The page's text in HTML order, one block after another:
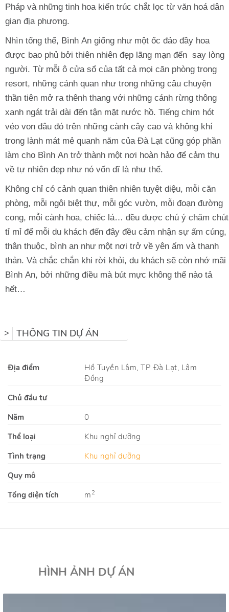
Pháp và những tinh hoa kiến trúc chắt lọc từ văn hoá dân
gian địa phương.
Nhìn tổng thể, Bình An giống như một ốc đảo đầy hoa
được bao phủ bởi thiên nhiên đẹp lãng mạn đến say lòng
người. Từ mỗi ô cửa sổ của tất cả mọi căn phòng trong
resort, những cảnh quan như trong những câu chuyện
thần tiên mở ra thênh thang với những cánh rừng thông
xanh ngát trải dài đến tận mặt nước hồ. Tiếng chim hót
véo von đâu đó trên những cành cây cao và không khí
trong lành mát mẻ quanh năm của Đà Lạt cũng góp phần
làm cho Bình An trở thành một nơi hoàn hảo để cảm thụ
về tự nhiên đẹp như nó vốn dĩ là như thế.
Không chỉ có cảnh quan thiên nhiên tuyệt diệu, mỗi căn
phòng, mỗi ngôi biệt thự, mỗi góc vườn, mỗi đoạn đường
cong, mỗi cành hoa, chiếc lá… đều được chú ý chăm chút
tỉ mỉ để mỗi du khách đến đây đều cảm nhận sự ấm cúng,
thân thuộc, bình an như một nơi trở về yên ấm và thanh
thản. Và chắc chắn khi rời khỏi, du khách sẽ còn nhớ mãi
Bình An, bởi những điều mà bút mực không thể nào tả
hết…
> THÔNG TIN DỰ ÁN
Địa điểm
Hồ Tuyền Lâm, TP Đà Lạt, Lâm
Đồng
Chủ đầu tư
Năm
0
Thể loại
Khu nghỉ dưỡng
Tình trạng
Khu nghỉ dưỡng
Quy mô
Tổng diện tích
m 2
HÌNH ẢNH DỰ ÁN